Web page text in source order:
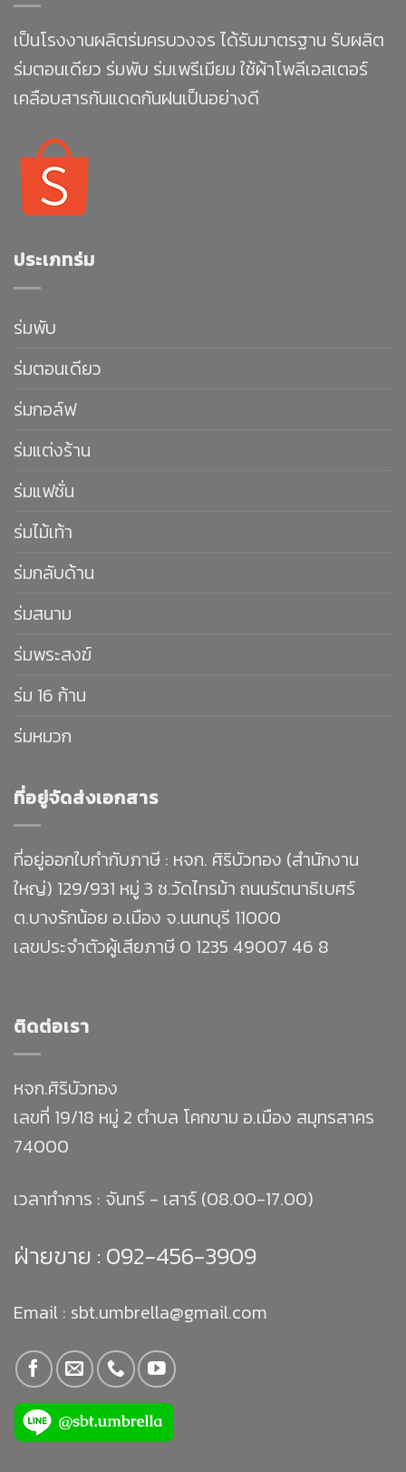
เป็นโรงงานผลิตร่มครบวงจร ได้รับมาตรฐาน รับผลิต
ร่มตอนเดียว ร่มพับ ร่มเพรีเมียม ใช้ผ้าโพลีเอสเตอร์
เคลือบสารกันแดดกันฝนเป็นอย่างดี
ประเภทร่ม
ร่มพับ
ร่มตอนเดียว
ร่มกอล์ฟ
ร่มแต่งร้าน
ร่มแฟชั่น
ร่มไม้เท้า
ร่มกลับด้าน
ร่มสนาม
ร่มพระสงฆ์
ร่ม 16 ก้าน
ร่มหมวก
ที่อยู่จัดส่งเอกสาร
ที่อยู่ออกใบกำกับภาษี : หจก. ศิริบัวทอง (สำนักงาน
ใหญ่) 129/931 หมู่ 3 ซ.วัดไทรม้า ถนนรัตนาธิเบศร์
ต.บางรักน้อย อ.เมือง จ.นนทบุรี 11000
เลขประจำตัวผู้เสียภาษี 0 1235 49007 46 8
ติดต่อเรา
หจก.ศิริบัวทอง
เลขที่ 19/18 หมู่ 2 ตำบล โคกขาม อ.เมือง สมุทรสาคร
74000
เวลาทำการ : จันทร์ - เสาร์ (08.00-17.00)
ฝ่ายขาย : 092-456-3909
Email : sbt.umbrella@gmail.com